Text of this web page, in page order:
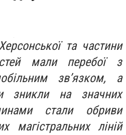
та частини
мали перебої з
зв’язком, а
зникли на значних
стали обриви
магістральних ліній